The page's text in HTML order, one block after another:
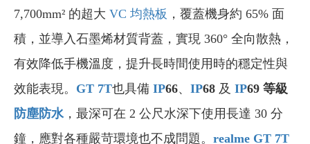
7,700mm² 的超大 VC 均熱板 ，覆蓋機身約 65% 面
積，並導入石墨烯材質背蓋，實現 360° 全向散熱，
有效降低手機溫度，提升長時間使用時的穩定性與
效能表現。 GT 7T也具備 IP66、 IP68 及 IP69 等級
防塵防水 ，最深可在 2 公尺水深下使用長達 30 分
鐘，應對各種嚴苛環境也不成問題。 realme GT 7T